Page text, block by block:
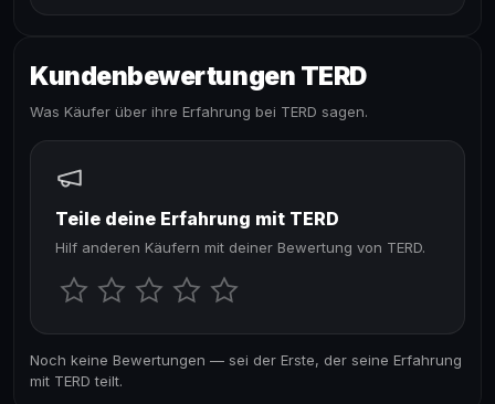
Kundenbewertungen TERD
Was Käufer über ihre Erfahrung bei TERD sagen.
Teile deine Erfahrung mit TERD
Hilf anderen Käufern mit deiner Bewertung von TERD.
Noch keine Bewertungen — sei der Erste, der seine Erfahrung
mit TERD teilt.